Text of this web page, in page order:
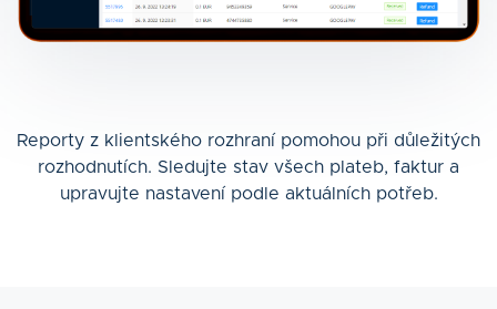
Reporty z klientského rozhraní pomohou při důležitých
rozhodnutích. Sledujte stav všech plateb, faktur a
upravujte nastavení podle aktuálních potřeb.